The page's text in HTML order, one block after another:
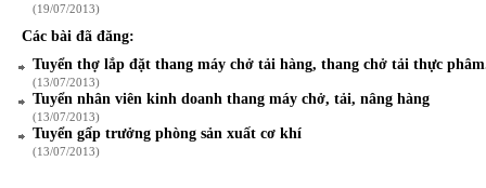
(19/07/2013)
Các bài đã đăng:
Tuyển thợ lắp đặt thang máy chở tải hàng, thang chở tải thực
(13/07/2013)
Tuyển nhân viên kinh doanh thang máy chở, tải, nâng hàng
(13/07/2013)
Tuyển gấp trưởng phòng sản xuất cơ khí
(13/07/2013)